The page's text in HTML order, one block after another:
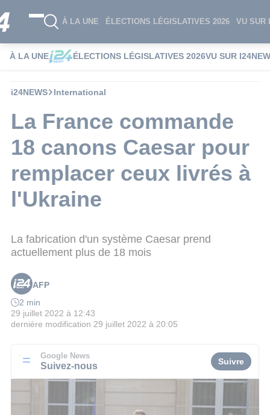
À LA UNE ÉLECTIONS LÉGISLATIVES 2026 VU SUR
À LA UNE ÉLECTIONS LÉGISLATIVES 2026VU SUR
i24NEWS International
La France commande
18 canons Caesar pour
remplacer ceux livrés à
l'Ukraine
La fabrication d'un système Caesar prend
actuellement plus de 18 mois
AFP
2 min
29 juillet 2022 à 12:43
dernière modification 29 juillet 2022 à 20:05
Google News
Suivez-nous Suivre